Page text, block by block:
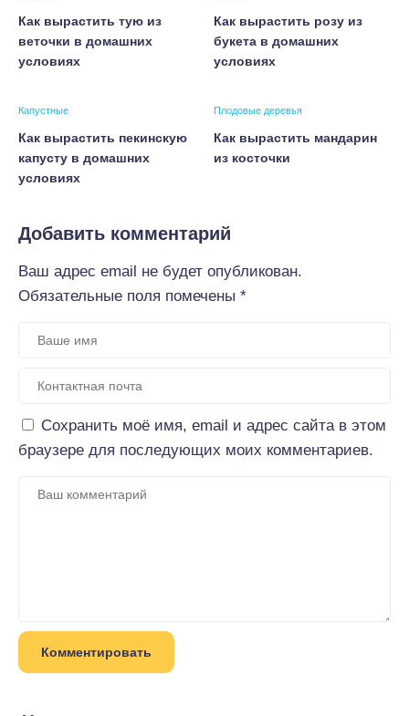
Как вырастить тую из
веточки в домашних
условиях
Как вырастить розу из
букета в домашних
условиях
Капустные
Как вырастить пекинскую
капусту в домашних
условиях
Плодовые деревья
Как вырастить мандарин
из косточки
Добавить комментарий
Ваш адрес email не будет опубликован.
Обязательные поля помечены *
Сохранить моё имя, email и адрес сайта в этом
браузере для последующих моих комментариев.